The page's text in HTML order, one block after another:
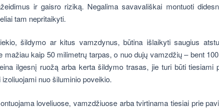
ir gaisro riziką. Negalima savavališkai montuoti
tam nepritaikyti.
šildymo ar kitus vamzdynus, būtina išlaikyti saugius
mažiau kaip 50 milimetrų tarpas, o nuo dujų vamzdžių – bent
ilgesnį ruožą arba kerta šildymo trasas, jie turi būti tiesiami
nuo šiluminio poveikio.
loveliuose, vamzdžiuose arba tvirtinama tiesiai prie